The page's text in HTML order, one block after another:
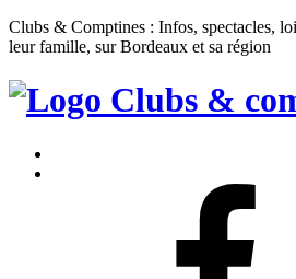
Clubs & Comptines : Infos, spectacles,
leur famille, sur Bordeaux et sa région
Clubs
Comptines